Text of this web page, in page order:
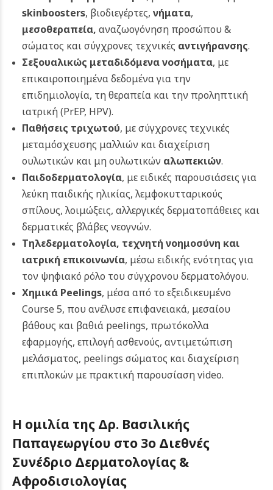
skinboosters, βιοδιεγέρτες, νήματα,
μεσοθεραπεία, αναζωογόνηση προσώπου &
σώματος και σύγχρονες τεχνικές αντιγήρανσης.
Σεξουαλικώς μεταδιδόμενα νοσήματα, με
επικαιροποιημένα δεδομένα για την
επιδημιολογία, τη θεραπεία και την προληπτική
ιατρική (PrEP, HPV).
Παθήσεις τριχωτού, με σύγχρονες τεχνικές
μεταμόσχευσης μαλλιών και διαχείριση
ουλωτικών και μη ουλωτικών αλωπεκιών.
Παιδοδερματολογία, με ειδικές παρουσιάσεις για
λεύκη παιδικής ηλικίας, λεμφοκυτταρικούς
σπίλους, λοιμώξεις, αλλεργικές δερματοπάθειες και
δερματικές βλάβες νεογνών.
Τηλεδερματολογία, τεχνητή νοημοσύνη και
ιατρική επικοινωνία, μέσω ειδικής ενότητας για
τον ψηφιακό ρόλο του σύγχρονου δερματολόγου.
Χημικά Peelings, μέσα από το εξειδικευμένο
Course 5, που ανέλυσε επιφανειακά, μεσαίου
βάθους και βαθιά peelings, πρωτόκολλα
εφαρμογής, επιλογή ασθενούς, αντιμετώπιση
μελάσματος, peelings σώματος και διαχείριση
επιπλοκών με πρακτική παρουσίαση video.
Η ομιλία της Δρ. Βασιλικής
Παπαγεωργίου στο 3ο Διεθνές
Συνέδριο Δερματολογίας &
Αφροδισιολογίας